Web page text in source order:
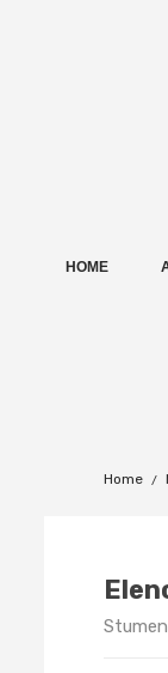
HOME
Home